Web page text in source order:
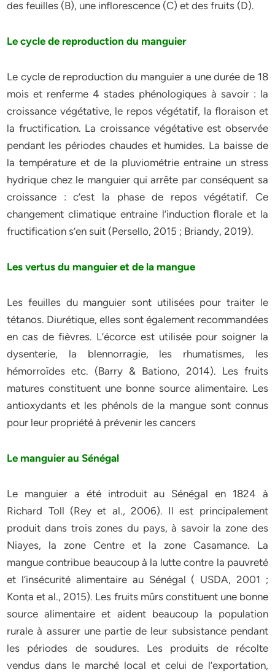
des feuilles (B), une inflorescence (C) et des fruits (D).
Le cycle de reproduction du manguier
Le cycle de reproduction du manguier a une durée de 18
mois et renferme 4 stades phénologiques à savoir : la
croissance végétative, le repos végétatif, la floraison et
la fructification. La croissance végétative est observée
pendant les périodes chaudes et humides. La baisse de
la température et de la pluviométrie entraine un stress
hydrique chez le manguier qui arrête par conséquent sa
croissance : c’est la phase de repos végétatif. Ce
changement climatique entraine l’induction florale et la
fructification s’en suit (Persello, 2015 ; Briandy, 2019).
Les vertus du manguier et de la mangue
Les feuilles du manguier sont utilisées pour traiter le
tétanos. Diurétique, elles sont également recommandées
en cas de fièvres. L’écorce est utilisée pour soigner la
dysenterie, la blennorragie, les rhumatismes, les
hémorroïdes etc. (Barry & Bationo, 2014). Les fruits
matures constituent une bonne source alimentaire. Les
antioxydants et les phénols de la mangue sont connus
pour leur propriété à prévenir les cancers
Le manguier au Sénégal
Le manguier a été introduit au Sénégal en 1824 à
Richard Toll (Rey et al., 2006). Il est principalement
produit dans trois zones du pays, à savoir la zone des
Niayes, la zone Centre et la zone Casamance. La
mangue contribue beaucoup à la lutte contre la pauvreté
et l’insécurité alimentaire au Sénégal ( USDA, 2001 ;
Konta et al., 2015). Les fruits mûrs constituent une bonne
source alimentaire et aident beaucoup la population
rurale à assurer une partie de leur subsistance pendant
les périodes de soudures. Les produits de récolte
vendus dans le marché local et celui de l’exportation,